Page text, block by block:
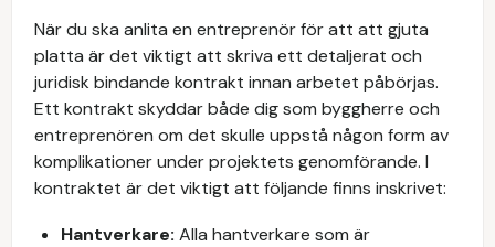
När du ska anlita en entreprenör för att att gjuta
platta är det viktigt att skriva ett detaljerat och
juridisk bindande kontrakt innan arbetet påbörjas.
Ett kontrakt skyddar både dig som byggherre och
entreprenören om det skulle uppstå någon form av
komplikationer under projektets genomförande. I
kontraktet är det viktigt att följande finns inskrivet:
Hantverkare: Alla hantverkare som är